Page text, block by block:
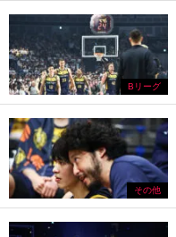
Bリーグ
その他